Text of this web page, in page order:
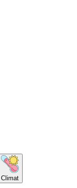
Climat